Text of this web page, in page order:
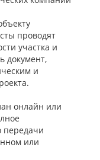
проводят
участка и
документ,
и
онлайн или
передачи
или